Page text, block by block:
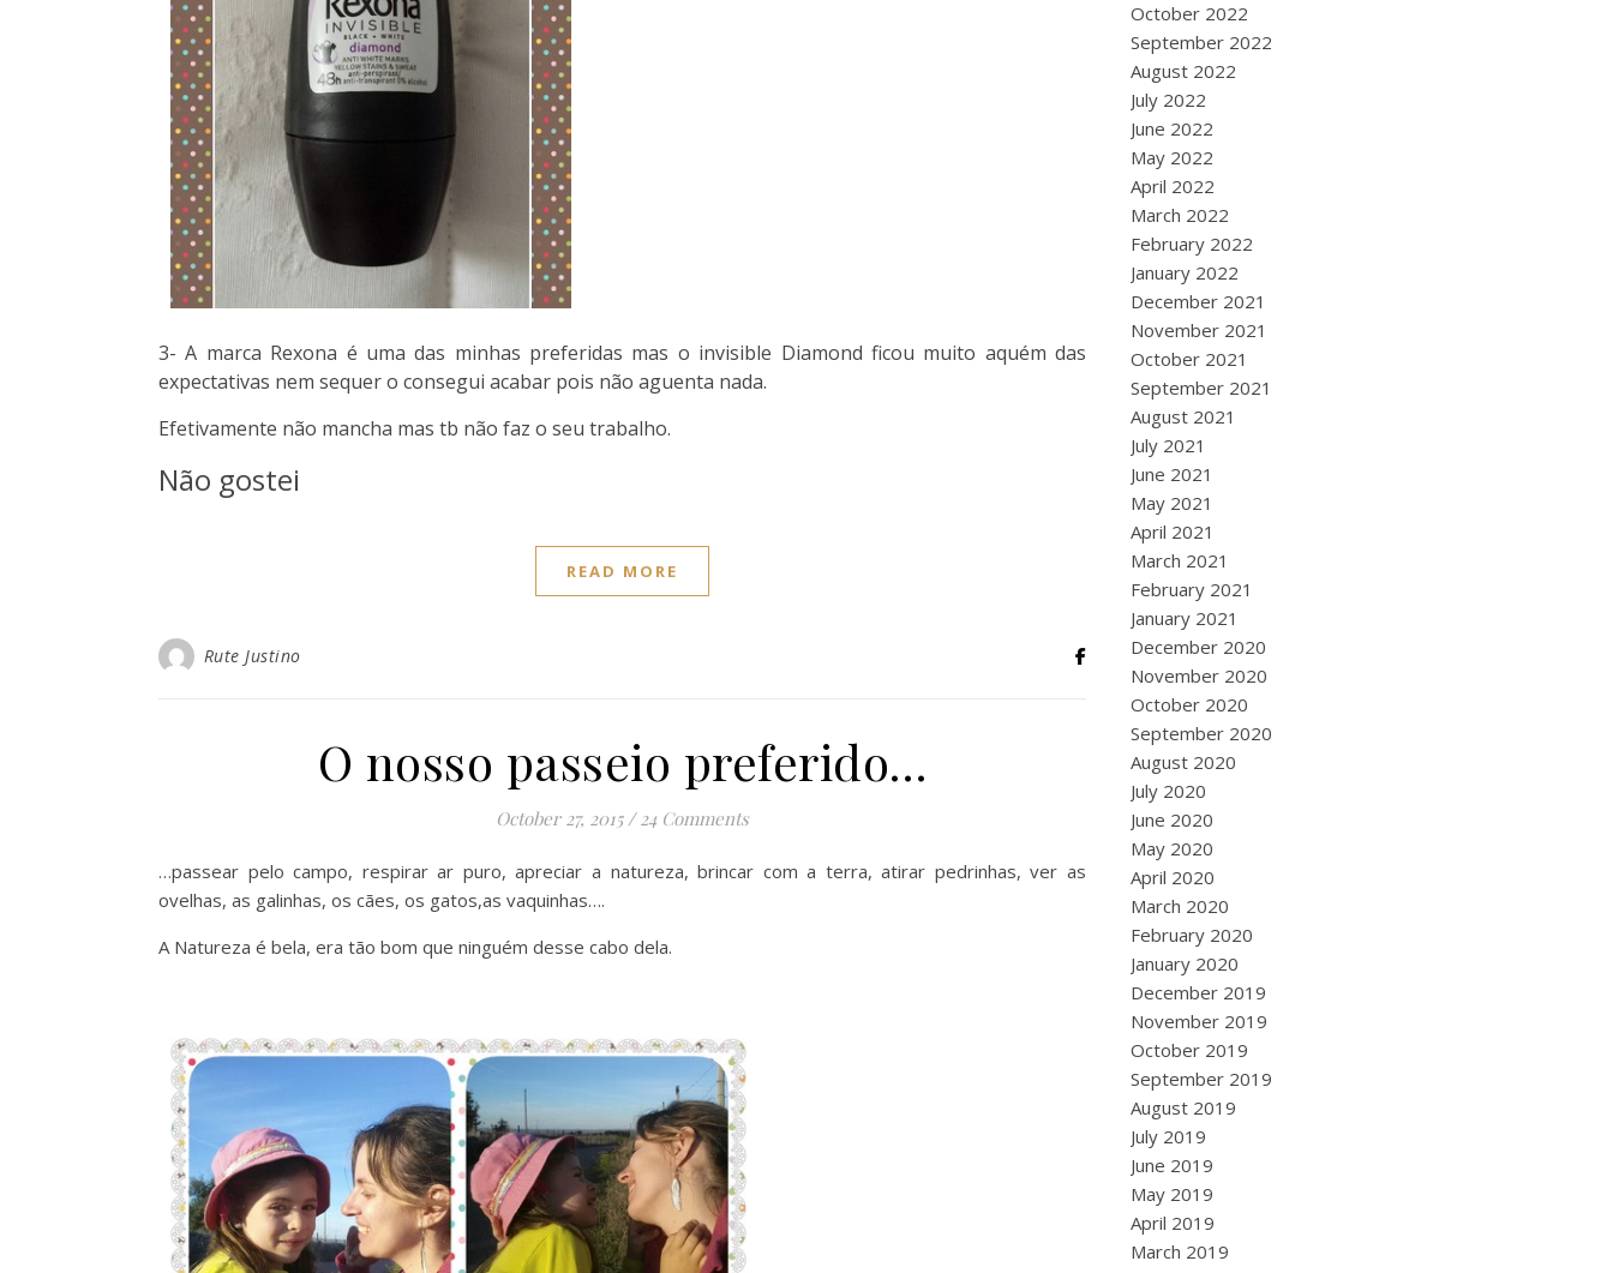
3- A marca Rexona é uma das minhas preferidas mas o invisible Diamond ficou muito aquém das
expectativas nem sequer o consegui acabar pois não aguenta nada.
Efetivamente não mancha mas tb não faz o seu trabalho.
Não gostei
READ MORE
Rute Justino
O nosso passeio preferido…
October 27, 2015 / 24 Comments
…passear pelo campo, respirar ar puro, apreciar a natureza, brincar com a terra, atirar pedrinhas, ver as
ovelhas, as galinhas, os cães, os gatos,as vaquinhas….
A Natureza é bela, era tão bom que ninguém desse cabo dela.
October 2022
September 2022
August 2022
July 2022
June 2022
May 2022
April 2022
March 2022
February 2022
January 2022
December 2021
November 2021
October 2021
September 2021
August 2021
July 2021
June 2021
May 2021
April 2021
March 2021
February 2021
January 2021
December 2020
November 2020
October 2020
September 2020
August 2020
July 2020
June 2020
May 2020
April 2020
March 2020
February 2020
January 2020
December 2019
November 2019
October 2019
September 2019
August 2019
July 2019
June 2019
May 2019
April 2019
March 2019